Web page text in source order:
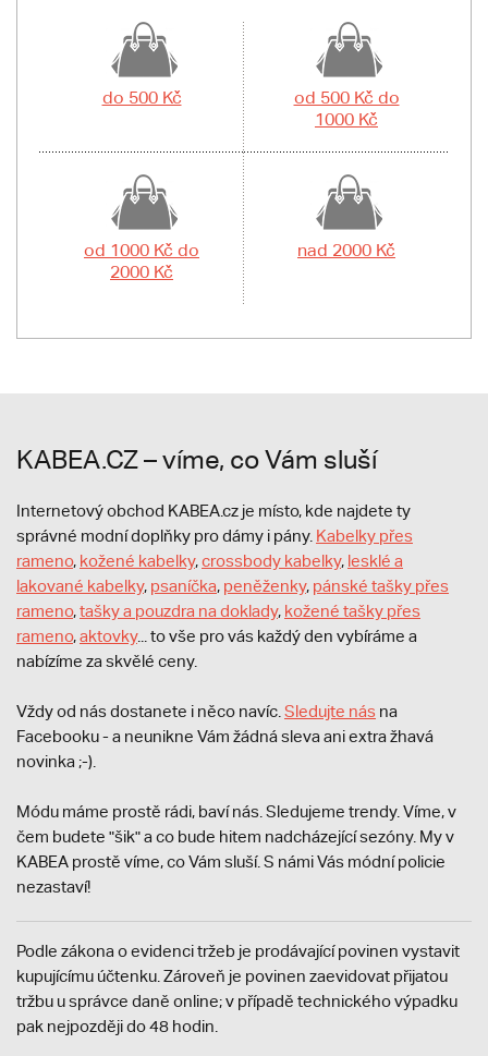
do 500 Kč
od 500 Kč do
1000 Kč
od 1000 Kč do
2000 Kč
nad 2000 Kč
KABEA.CZ – víme, co Vám sluší
Internetový obchod KABEA.cz je místo, kde najdete ty
správné modní doplňky pro dámy i pány. Kabelky přes
rameno, kožené kabelky,crossbody kabelky, lesklé a
lakované kabelky, psaníčka, peněženky, pánské tašky přes
rameno,tašky a pouzdra na doklady, kožené tašky přes
rameno,aktovky... to vše pro vás každý den vybíráme a
nabízíme za skvělé ceny.
Vždy od nás dostanete i něco navíc. Sledujte nás na
Facebooku - a neunikne Vám žádná sleva ani extra žhavá
novinka ;-).
Módu máme prostě rádi, baví nás. Sledujeme trendy. Víme, v
čem budete "šik" a co bude hitem nadcházející sezóny. My v
KABEA prostě víme, co Vám sluší. S námi Vás módní policie
nezastaví!
Podle zákona o evidenci tržeb je prodávající povinen vystavit
kupujícímu účtenku. Zároveň je povinen zaevidovat přijatou
tržbu u správce daně online; v případě technického výpadku
pak nejpozději do 48 hodin.